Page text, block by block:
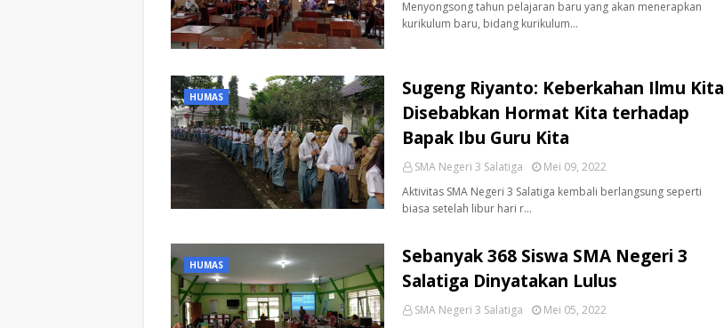
Menyongsong tahun pelajaran baru yang akan menerapkan
kurikulum baru, bidang kurikulum…
HUMAS
Sugeng Riyanto: Keberkahan Ilmu Kita
Disebabkan Hormat Kita terhadap
Bapak Ibu Guru Kita
SMA Negeri 3 Salatiga
Mei 09, 2022
Aktivitas SMA Negeri 3 Salatiga kembali berlangsung seperti
biasa setelah libur hari r…
HUMAS
Sebanyak 368 Siswa SMA Negeri 3
Salatiga Dinyatakan Lulus
SMA Negeri 3 Salatiga
Mei 05, 2022